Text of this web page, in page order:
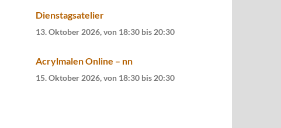
Dienstagsatelier
13. Oktober 2026, von 18:30 bis 20:30
Acrylmalen Online – nn
15. Oktober 2026, von 18:30 bis 20:30